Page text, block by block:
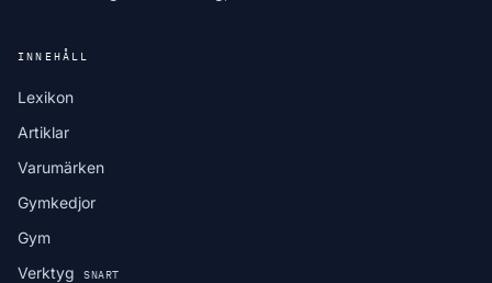
INNEHÅLL
Lexikon
Artiklar
Varumärken
Gymkedjor
Gym
Verktyg
SNART